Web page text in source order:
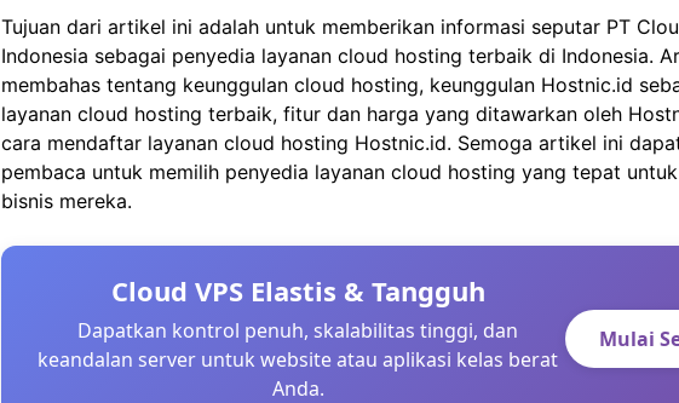
Tujuan dari artikel ini adalah untuk memberikan informasi seputar PT
Indonesia sebagai penyedia layanan cloud hosting terbaik di Indonesia.
membahas tentang keunggulan cloud hosting, keunggulan Hostnic.id
layanan cloud hosting terbaik, fitur dan harga yang ditawarkan oleh
cara mendaftar layanan cloud hosting Hostnic.id. Semoga artikel ini
pembaca untuk memilih penyedia layanan cloud hosting yang tepat
bisnis mereka.
Cloud VPS Elastis & Tangguh
Dapatkan kontrol penuh, skalabilitas tinggi, dan
keandalan server untuk website atau aplikasi kelas berat
Anda.
Mulai